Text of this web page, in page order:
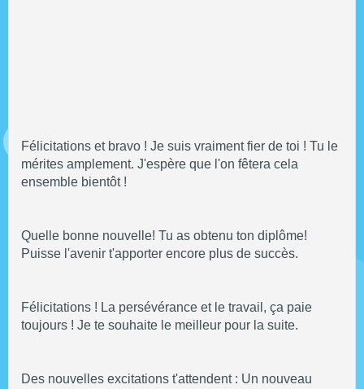
Félicitations et bravo ! Je suis vraiment fier de toi ! Tu le
mérites amplement. J'espère que l'on fêtera cela
ensemble bientôt !
Quelle bonne nouvelle! Tu as obtenu ton diplôme!
Puisse l'avenir t'apporter encore plus de succès.
Félicitations ! La persévérance et le travail, ça paie
toujours ! Je te souhaite le meilleur pour la suite.
Des nouvelles excitations t'attendent : Un nouveau